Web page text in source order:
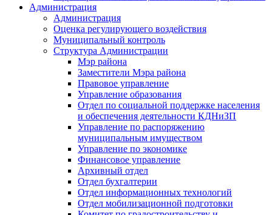
Администрация
Администрация
Оценка регулирующего воздействия
Муниципальный контроль
Структура Администрации
Мэр района
Заместители Мэра района
Правовое управление
Управление образования
Отдел по социальной поддержке населения
и обеспечения деятельности КДНиЗП
Управление по распоряжению
муниципальным имуществом
Управление по экономике
Финансовое управление
Архивный отдел
Отдел бухгалтерии
Отдел информационных технологий
Отдел мобилизационной подготовки